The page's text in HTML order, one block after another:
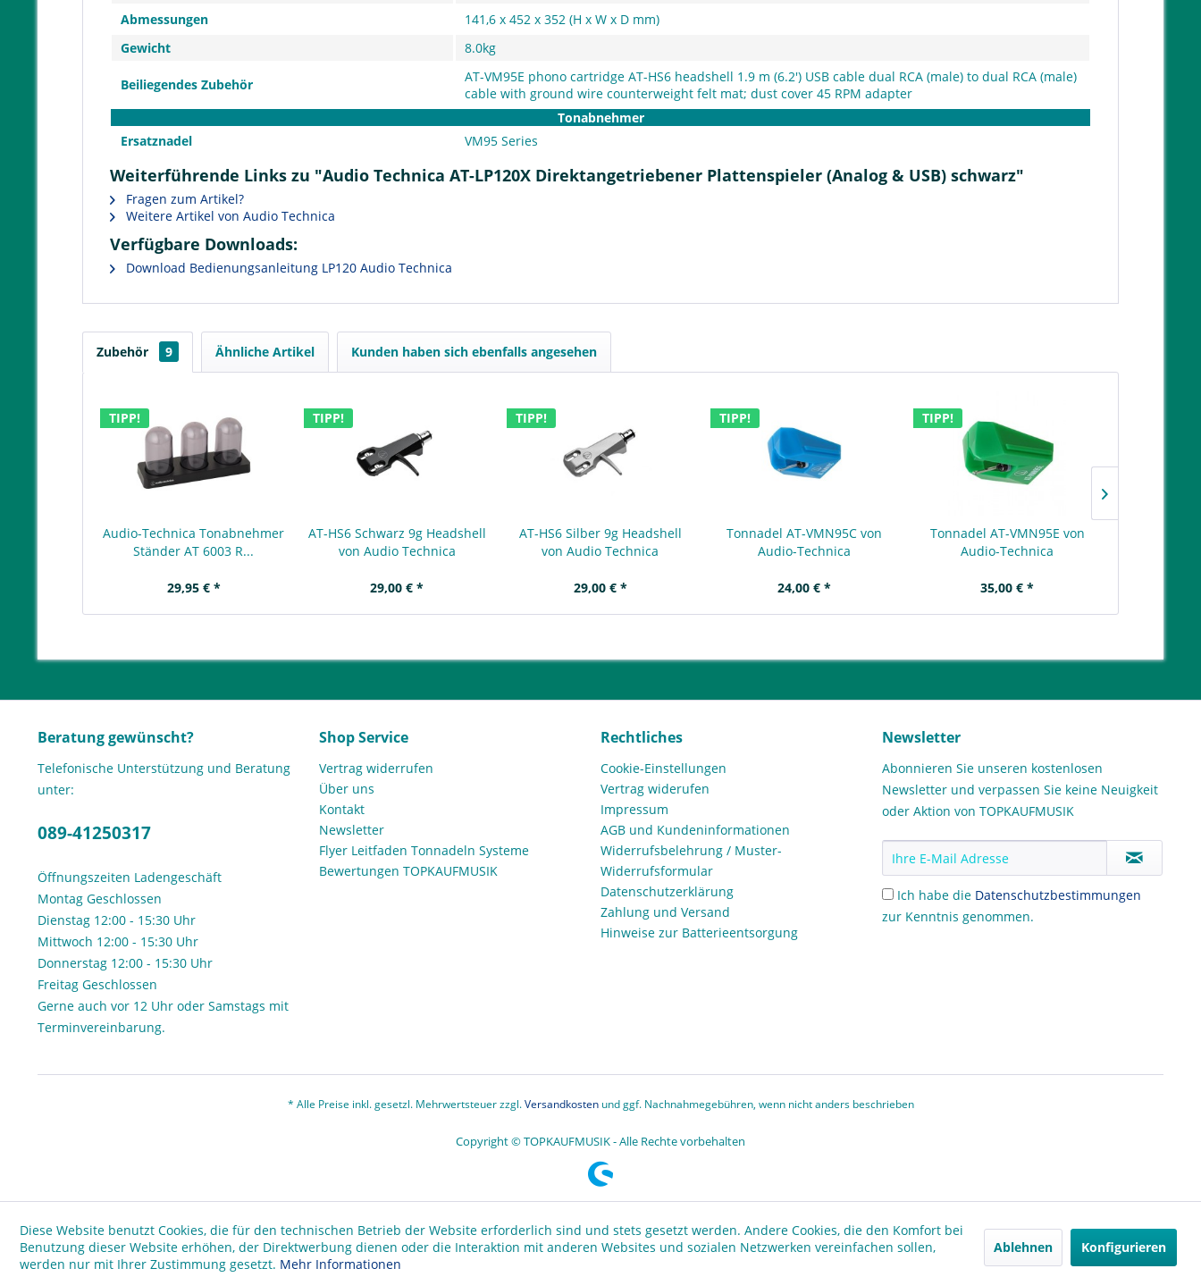
Abmessungen
141,6 x 452 x 352 (H x W x D mm)
Gewicht
8.0kg
Beiliegendes Zubehör
AT-VM95E phono cartridge AT-HS6 headshell 1.9 m (6.2') USB cable dual RCA (male) to dual RCA (male)
cable with ground wire counterweight felt mat; dust cover 45 RPM adapter
Tonabnehmer
Ersatznadel
VM95 Series
Weiterführende Links zu "Audio Technica AT-LP120X Direktangetriebener Plattenspieler (Analog & USB) schwarz"
Fragen zum Artikel?
Weitere Artikel von Audio Technica
Verfügbare Downloads:
Download Bedienungsanleitung LP120 Audio Technica
Zubehör 9 Ähnliche Artikel Kunden haben sich ebenfalls angesehen
TIPP!
Audio-Technica Tonabnehmer
Ständer AT 6003 R...
29,95 € *
TIPP!
AT-HS6 Schwarz 9g Headshell
von Audio Technica
29,00 € *
TIPP!
AT-HS6 Silber 9g Headshell
von Audio Technica
29,00 € *
TIPP!
Tonnadel AT-VMN95C von
Audio-Technica
24,00 € *
TIPP!
Tonnadel AT-VMN95E von
Audio-Technica
35,00 € *
Beratung gewünscht?
Telefonische Unterstützung und Beratung
unter:
089-41250317
Öffnungszeiten Ladengeschäft
Montag Geschlossen
Dienstag 12:00 - 15:30 Uhr
Mittwoch 12:00 - 15:30 Uhr
Donnerstag 12:00 - 15:30 Uhr
Freitag Geschlossen
Gerne auch vor 12 Uhr oder Samstags mit
Terminvereinbarung.
Shop Service
Vertrag widerrufen
Über uns
Kontakt
Newsletter
Flyer Leitfaden Tonnadeln Systeme
Bewertungen TOPKAUFMUSIK
Rechtliches
Cookie-Einstellungen
Vertrag widerufen
Impressum
AGB und Kundeninformationen
Widerrufsbelehrung / Muster-
Widerrufsformular
Datenschutzerklärung
Zahlung und Versand
Hinweise zur Batterieentsorgung
Newsletter
Abonnieren Sie unseren kostenlosen
Newsletter und verpassen Sie keine Neuigkeit
oder Aktion von TOPKAUFMUSIK
Ich habe die Datenschutzbestimmungen
zur Kenntnis genommen.
* Alle Preise inkl. gesetzl. Mehrwertsteuer zzgl.Versandkostenund ggf. Nachnahmegebühren, wenn nicht anders beschrieben
Copyright © TOPKAUFMUSIK - Alle Rechte vorbehalten
Diese Website benutzt Cookies, die für den technischen Betrieb der Website erforderlich sind und stets gesetzt werden. Andere Cookies, die den Komfort bei
Benutzung dieser Website erhöhen, der Direktwerbung dienen oder die Interaktion mit anderen Websites und sozialen Netzwerken vereinfachen sollen,
werden nur mit Ihrer Zustimmung gesetzt. Mehr Informationen
Ablehnen Konfigurieren